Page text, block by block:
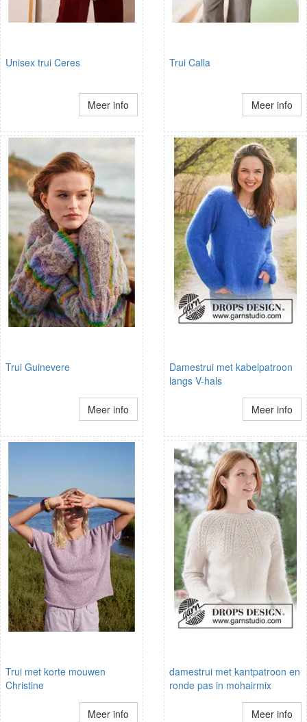
Unisex trui Ceres
Meer info
Trui Calla
Meer info
Trui Guinevere
Meer info
Damestrui met kabelpatroon
langs V-hals
Meer info
Trui met korte mouwen
Christine
Meer info
damestrui met kantpatroon en
ronde pas in mohairmix
Meer info